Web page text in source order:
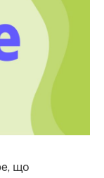
що